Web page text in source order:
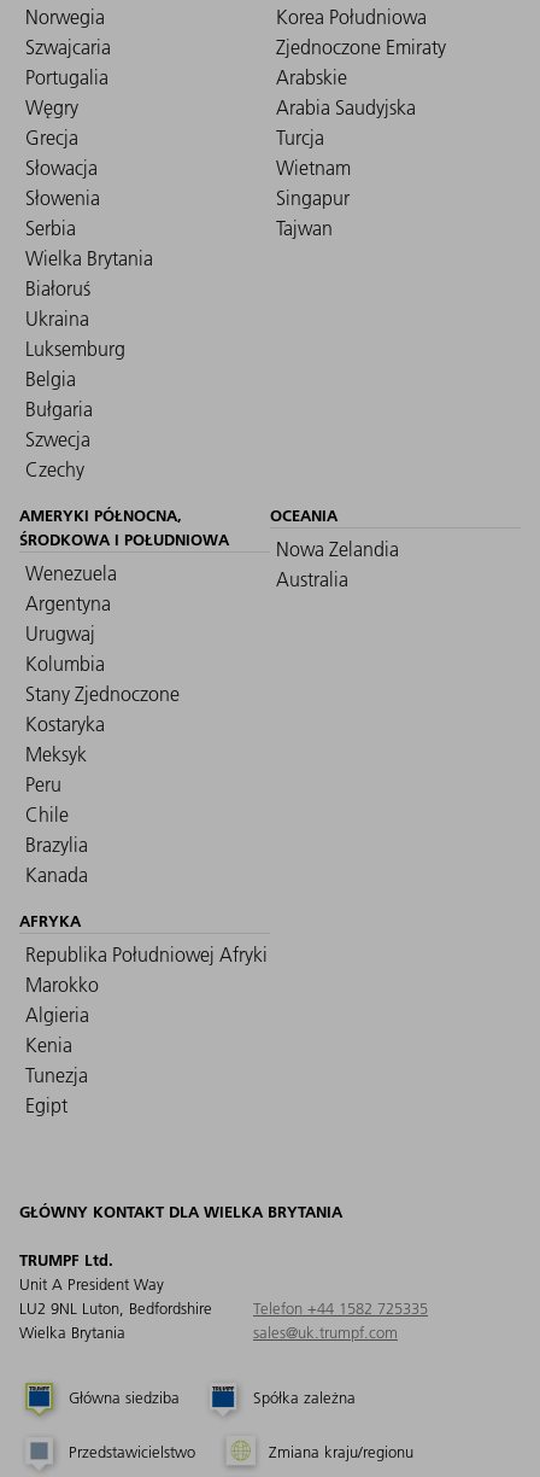
Norwegia
Szwajcaria
Portugalia
Węgry
Grecja
Słowacja
Słowenia
Serbia
Wielka Brytania
Białoruś
Ukraina
Luksemburg
Belgia
Bułgaria
Szwecja
Czechy
Korea Południowa
Zjednoczone Emiraty
Arabskie
Arabia Saudyjska
Turcja
Wietnam
Singapur
Tajwan
AMERYKI PÓŁNOCNA,
ŚRODKOWA I POŁUDNIOWA
Wenezuela
Argentyna
Urugwaj
Kolumbia
Stany Zjednoczone
Kostaryka
Meksyk
Peru
Chile
Brazylia
Kanada
OCEANIA
Nowa Zelandia
Australia
AFRYKA
Republika Południowej Afryki
Marokko
Algieria
Kenia
Tunezja
Egipt
GŁÓWNY KONTAKT DLA WIELKA BRYTANIA
TRUMPF Ltd.
Unit A President Way
LU2 9NL Luton, Bedfordshire
Wielka Brytania
Telefon +44 1582 725335
sales@uk.trumpf.com
Główna siedziba Spółka zależna
Przedstawicielstwo Zmiana kraju/regionu